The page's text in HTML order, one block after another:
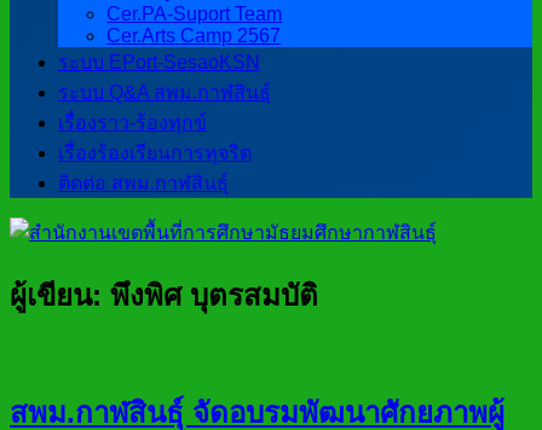
Cer.PA-Suport Team
Cer.Arts Camp 2567
ระบบ EPort-SesaoKSN
ระบบ Q&A สพม.กาฬสินธุ์
เรื่องราว-ร้องทุกข์
เรื่องร้องเรียนการทุจริต
ติดต่อ สพม.กาฬสินธุ์
ผู้เขียน: พึงพิศ บุตรสมบัติ
สพม.กาฬสินธ์ุ จัดอบรมพัฒนาศักยภาพผู้